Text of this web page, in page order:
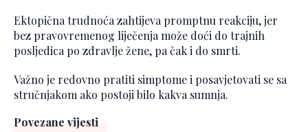
Ektopična trudnoća zahtijeva promptnu reakciju, jer
bez pravovremenog liječenja može doći do trajnih
posljedica po zdravlje žene, pa čak i do smrti.
Važno je redovno pratiti simptome i posavjetovati se sa
stručnjakom ako postoji bilo kakva sumnja.
Povezane vijesti